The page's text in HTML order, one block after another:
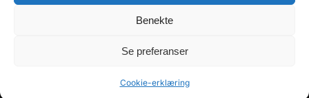
Benekte
Se preferanser
Cookie-erklæring